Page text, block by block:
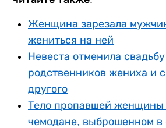
Женщина зарезала
жениться на ней
Невеста отменила свадьбу
родственников жениха и
другого
Тело пропавшей женщины
чемодане, выброшенном в